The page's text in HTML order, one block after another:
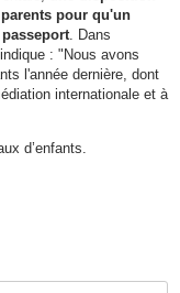
pour qu'un
. Dans
: "Nous avons
l'année dernière, dont
internationale et à
d’enfants.